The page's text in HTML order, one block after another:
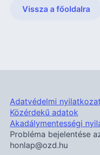
Vissza a főoldalra
Adatvédelmi nyilatkozat
Közérdekű adatok
Akadálymentességi
Probléma bejelentése
honlap@ozd.hu